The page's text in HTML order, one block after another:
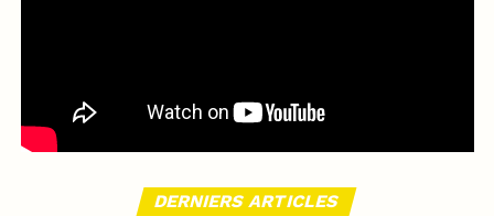
DERNIERS ARTICLES